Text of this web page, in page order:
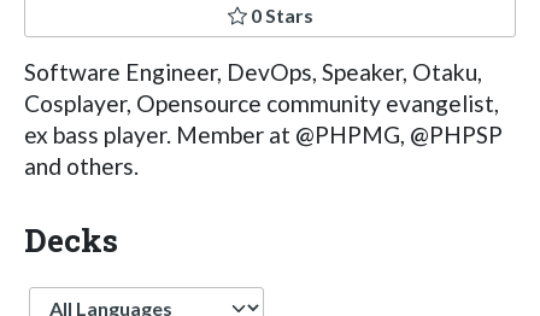
0 Stars
Software Engineer, DevOps, Speaker, Otaku,
Cosplayer, Opensource community evangelist,
ex bass player. Member at @PHPMG, @PHPSP
and others.
Decks
Language